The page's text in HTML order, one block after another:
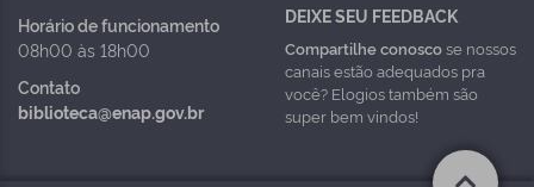
Horário de funcionamento
08h00 às 18h00
Contato
biblioteca@enap.gov.br
DEIXE SEU FEEDBACK
Compartilhe conoscose nossos
canais estão adequados pra
você? Elogios também são
super bem vindos!